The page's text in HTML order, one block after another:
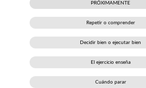
PRÓXIMAMENTE
Repetir o comprender
Decidir bien o ejecutar bien
El ejercicio enseña
Cuándo parar